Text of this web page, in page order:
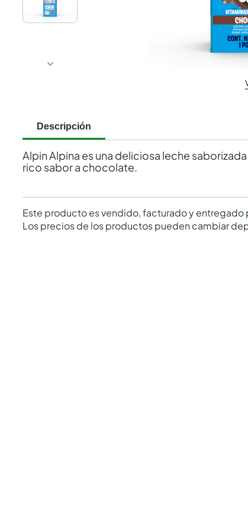
Descripción
Alpin Alpina es una deliciosa leche
rico sabor a chocolate.
Este producto es vendido, facturado y entregado
Los precios de los productos pueden cambiar